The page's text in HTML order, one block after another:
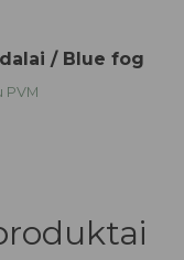
/ Blue fog
PVM